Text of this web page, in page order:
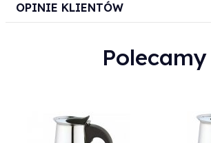
OPINIE KLIENTÓW
Polecamy